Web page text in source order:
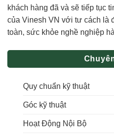
khách hàng đã và sẽ tiếp tục
của Vinesh VN với tư cách là
toàn, sức khỏe nghề nghiệp
Quy chuẩn kỹ thuật
Góc kỹ thuật
Hoạt Động Nội Bộ